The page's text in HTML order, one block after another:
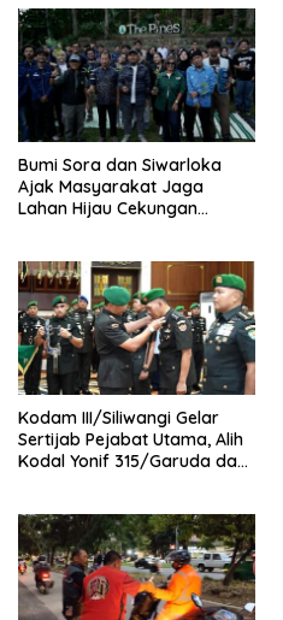
Bumi Sora dan Siwarloka
Ajak Masyarakat Jaga
Lahan Hijau Cekungan
Kodam III/Siliwangi Gelar
Sertijab Pejabat Utama, Alih
Kodal Yonif 315/Garuda dan